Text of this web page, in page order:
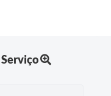
Serviço